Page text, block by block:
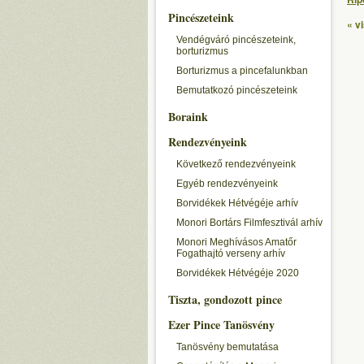
Pincészeteink
Vendégváró pincészeteink,
borturizmus
Borturizmus a pincefalunkban
Bemutatkozó pincészeteink
Boraink
Rendezvényeink
Következő rendezvényeink
Egyéb rendezvényeink
Borvidékek Hétvégéje arhív
Monori Bortárs Filmfesztivál arhív
Monori Meghívásos Amatőr
Fogathajtó verseny arhív
Borvidékek Hétvégéje 2020
Tiszta, gondozott pince
Ezer Pince Tanösvény
Tanösvény bemutatása
«